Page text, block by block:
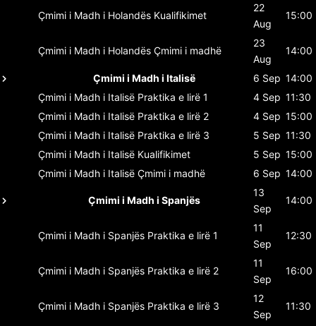
Çmimi i Madh i Holandës Kualifikimet
22
Aug
15:00
Çmimi i Madh i Holandës Çmimi i madhë
23
Aug
14:00
Çmimi i Madh i Italisë 6 Sep 14:00
Çmimi i Madh i Italisë Praktika e lirë 1 4 Sep 11:30
Çmimi i Madh i Italisë Praktika e lirë 2 4 Sep 15:00
Çmimi i Madh i Italisë Praktika e lirë 3 5 Sep 11:30
Çmimi i Madh i Italisë Kualifikimet 5 Sep 15:00
Çmimi i Madh i Italisë Çmimi i madhë 6 Sep 14:00
Çmimi i Madh i Spanjës
13
Sep
14:00
Çmimi i Madh i Spanjës Praktika e lirë 1
11
Sep
12:30
Çmimi i Madh i Spanjës Praktika e lirë 2
11
Sep
16:00
Çmimi i Madh i Spanjës Praktika e lirë 3
12
Sep
11:30